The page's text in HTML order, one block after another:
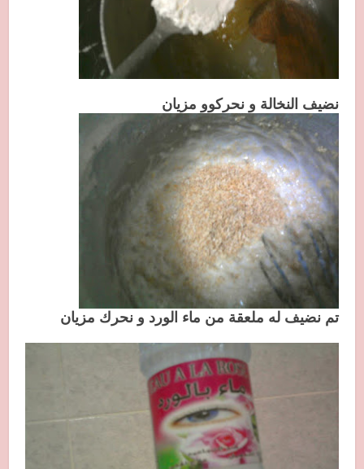
نضيف النخالة و نحركوو مزيان
تم نضيف له ملعقة من ماء الورد و نحرك مزيان